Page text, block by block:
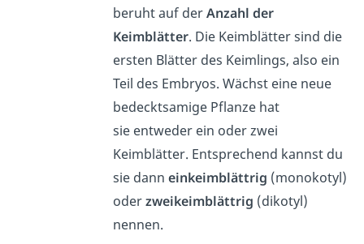
beruht auf derAnzahl der
Keimblätter. Die Keimblätter sind die
ersten Blätter des Keimlings, also ein
Teil des Embryos. Wächst eine neue
bedecktsamige Pflanze hat
sie entweder ein oder zwei
Keimblätter. Entsprechend kannst du
sie danneinkeimblättrig (monokotyl)
oderzweikeimblättrig (dikotyl)
nennen.